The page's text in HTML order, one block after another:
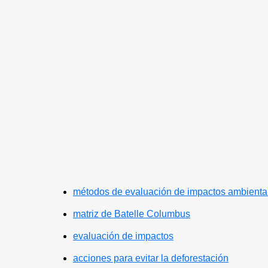
métodos de evaluación de impactos
matriz de Batelle Columbus
evaluación de impactos
acciones para evitar la deforestación